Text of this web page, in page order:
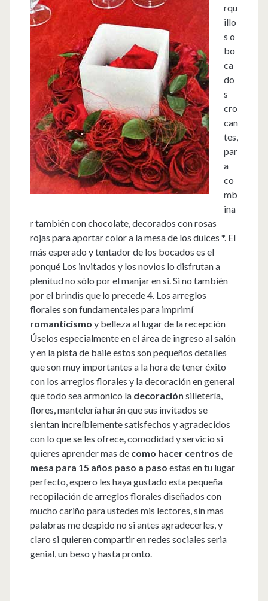
rqu
illo
s o
bo
ca
do
s
cro
can
tes,
par
a
co
mb
ina
r también con chocolate, decorados con rosas
rojas para aportar color a la mesa de los dulces *. El
más esperado y tentador de los bocados es el
ponqué Los invitados y los novios lo disfrutan a
plenitud no sólo por el manjar en si. Si no también
por el brindis que lo precede 4. Los arreglos
florales son fundamentales para imprimí
romanticismo y belleza al lugar de la recepción
Úselos especialmente en el área de ingreso al salón
y en la pista de baile estos son pequeños detalles
que son muy importantes a la hora de tener éxito
con los arreglos florales y la decoración en general
que todo sea armonico la decoración silletería,
flores, mantelería harán que sus invitados se
sientan increíblemente satisfechos y agradecidos
con lo que se les ofrece, comodidad y servicio si
quieres aprender mas de como hacer centros de
mesa para 15 años paso a paso estas en tu lugar
perfecto, espero les haya gustado esta pequeña
recopilación de arreglos florales diseñados con
mucho cariño para ustedes mis lectores, sin mas
palabras me despido no si antes agradecerles, y
claro si quieren compartir en redes sociales seria
genial, un beso y hasta pronto.